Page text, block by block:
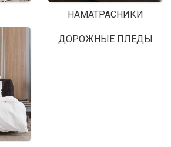
НАМАТРАСНИКИ
ДОРОЖНЫЕ ПЛЕДЫ